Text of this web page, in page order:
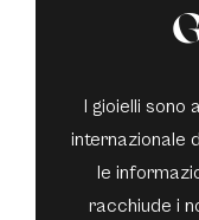
I gioielli sono
internazionale
le
racchiude i